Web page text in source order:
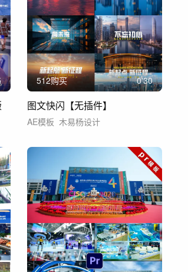
512购买 0'30
图文快闪【无插件】
AE模板 木易杨设计